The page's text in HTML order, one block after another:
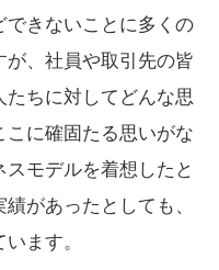
できないことに多くの
が、社員や取引先の皆
ちに対してどんな思
に確固たる思いがな
モデルを着想したと
があったとしても、
ます。